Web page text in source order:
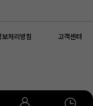
처리방침 고객센터